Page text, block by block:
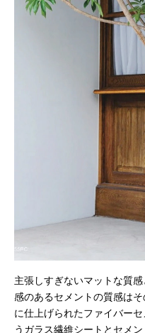
主張しすぎないマットな質
感のあるセメントの質感は
に仕上げられたファイバー
うガラス繊維シートとセメ